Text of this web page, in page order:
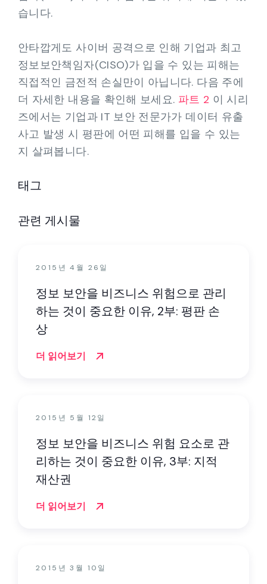
습니다.
안타깝게도 사이버 공격으로 인해 기업과 최고
정보보안책임자(CISO)가 입을 수 있는 피해는
직접적인 금전적 손실만이 아닙니다. 다음 주에
더 자세한 내용을 확인해 보세요. 파트 2 이 시리
즈에서는 기업과 IT 보안 전문가가 데이터 유출
사고 발생 시 평판에 어떤 피해를 입을 수 있는
지 살펴봅니다.
태그
관련 게시물
2015년 4월 26일
정보 보안을 비즈니스 위험으로 관리
하는 것이 중요한 이유, 2부: 평판 손
상
더 읽어보기
2015년 5월 12일
정보 보안을 비즈니스 위험 요소로 관
리하는 것이 중요한 이유, 3부: 지적
재산권
더 읽어보기
2015년 3월 10일